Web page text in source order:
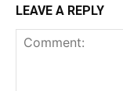
LEAVE A REPLY